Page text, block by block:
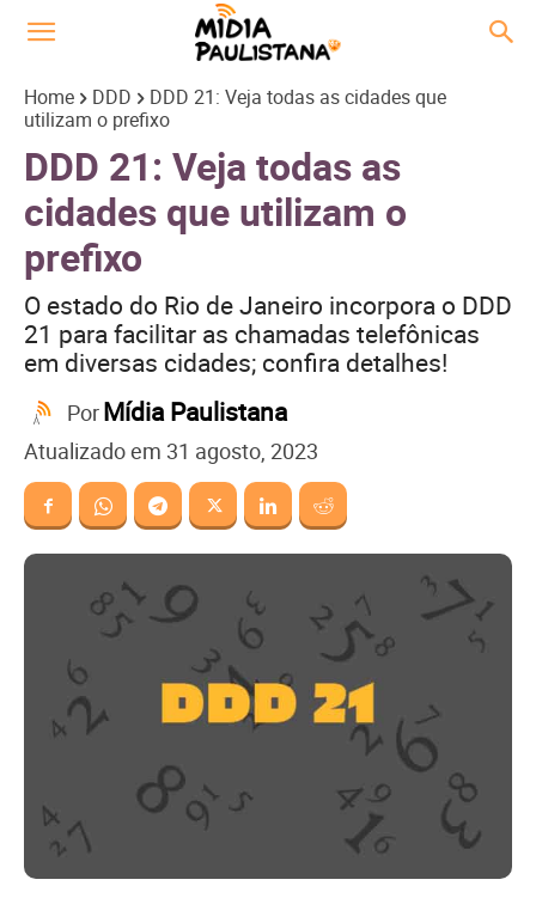
Home DDD
DDD 21: Veja todas as cidades que
utilizam o prefixo
DDD 21: Veja todas as
cidades que utilizam o
prefixo
O estado do Rio de Janeiro incorpora o DDD
21 para facilitar as chamadas telefônicas
em diversas cidades; confira detalhes!
PorMídia Paulistana
Atualizado em 31 agosto, 2023